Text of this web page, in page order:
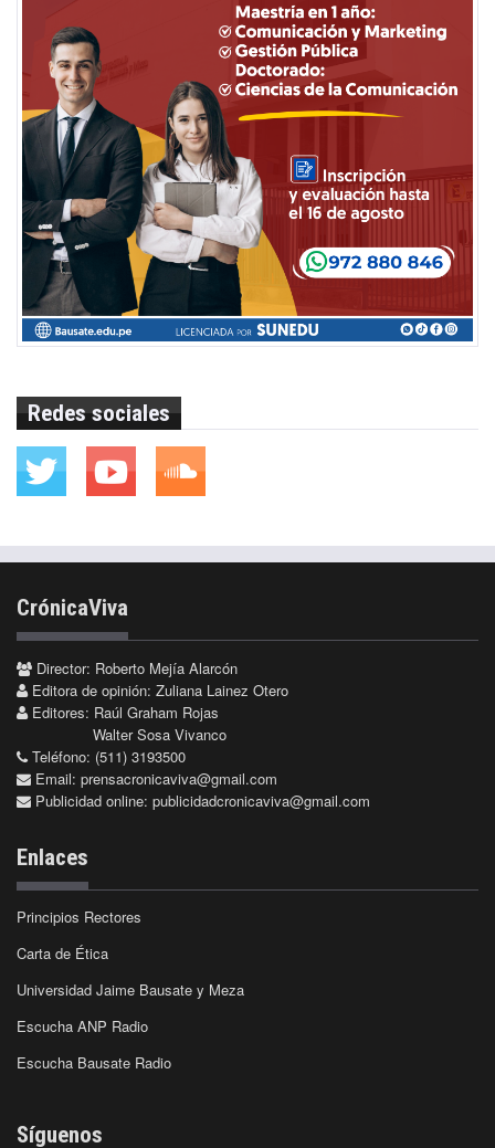
Redes sociales
CrónicaViva
Director: Roberto Mejía Alarcón
Editora de opinión: Zuliana Lainez Otero
Editores: Raúl Graham Rojas
Walter Sosa Vivanco
Teléfono: (511) 3193500
Email: prensacronicaviva@gmail.com
Publicidad online: publicidadcronicaviva@gmail.com
Enlaces
Principios Rectores
Carta de Ética
Universidad Jaime Bausate y Meza
Escucha ANP Radio
Escucha Bausate Radio
Síguenos